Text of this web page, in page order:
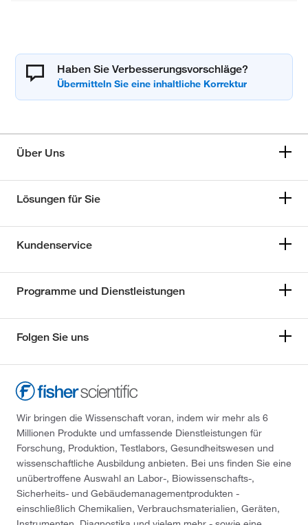
Haben Sie Verbesserungsvorschläge?
Über Uns
Lösungen für Sie
Kundenservice
Programme und Dienstleistungen
Folgen Sie uns
Wir bringen die Wissenschaft voran, indem wir mehr als 6
Millionen Produkte und umfassende Dienstleistungen für
Forschung, Produktion, Testlabors, Gesundheitswesen und
wissenschaftliche Ausbildung anbieten. Bei uns finden Sie eine
unübertroffene Auswahl an Labor-, Biowissenschafts-,
Sicherheits- und Gebäudemanagementprodukten -
einschließlich Chemikalien, Verbrauchsmaterialien, Geräten,